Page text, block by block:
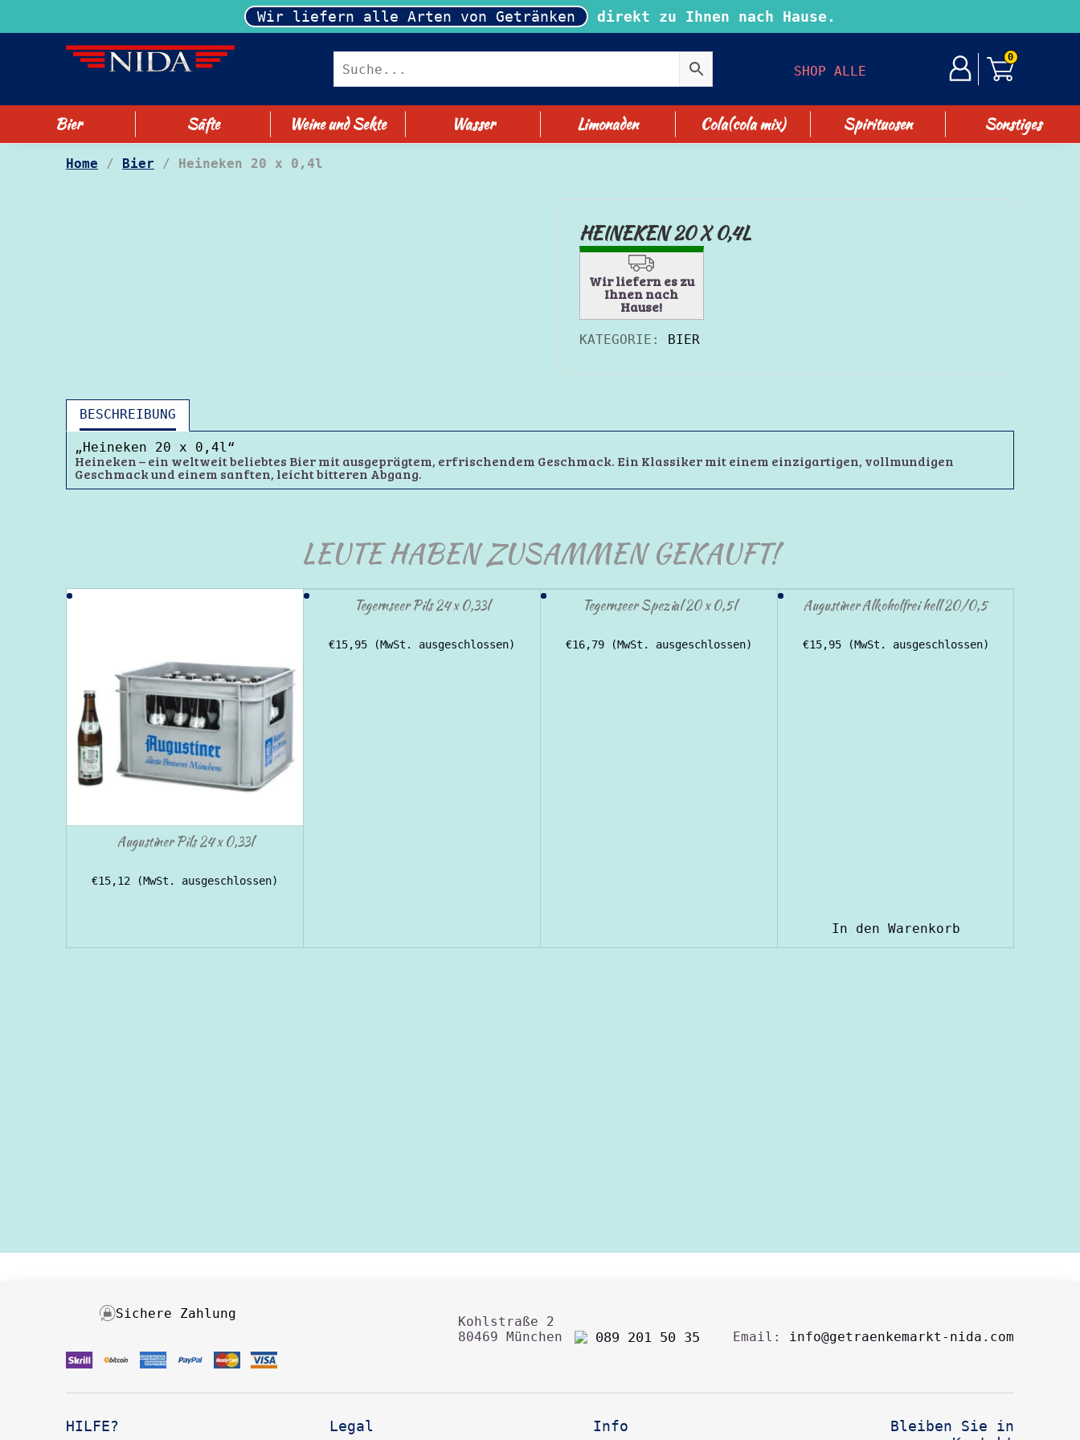
Wir liefern alle Arten von Getränken direkt zu Ihnen nach Hause.
SHOP ALLE
0
Bier Säfte Weine und Sekte Wasser Limonaden Cola(cola mix) Spirituosen Sonstiges
Home / Bier / Heineken 20 x 0,4l
HEINEKEN 20 X 0,4L
Wir liefern es zu
Ihnen nach
Hause!
KATEGORIE: BIER
BESCHREIBUNG
„Heineken 20 x 0,4l“
Heineken – ein weltweit beliebtes Bier mit ausgeprägtem, erfrischendem Geschmack. Ein Klassiker mit einem einzigartigen, vollmundigen
Geschmack und einem sanften, leicht bitteren Abgang.
LEUTE HABEN ZUSAMMEN GEKAUFT!
Augustiner Pils 24 x 0,33l
€15,12 (MwSt. ausgeschlossen)
Tegernseer Pils 24 x 0,33l
€15,95 (MwSt. ausgeschlossen)
Tegernseer Spezial 20 x 0,5l
€16,79 (MwSt. ausgeschlossen)
Augustiner Alkoholfrei hell 20/0,5
€15,95 (MwSt. ausgeschlossen)
In den Warenkorb
Sichere Zahlung
Kohlstraße 2
80469 München
089 201 50 35 Email: info@getraenkemarkt-nida.com
HILFE? Legal Info
Bleiben Sie in